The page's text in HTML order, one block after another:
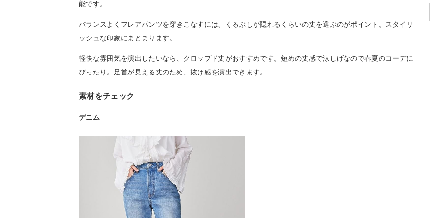
能です。
バランスよくフレアパンツを穿きこなすには、くるぶしが隠れるくらいの丈を選ぶのがポイント。スタイリ
ッシュな印象にまとまります。
軽快な雰囲気を演出したいなら、クロップド丈がおすすめです。短めの丈感で涼しげなので春夏のコーデに
ぴったり。足首が見える丈のため、抜け感を演出できます。
素材をチェック
デニム